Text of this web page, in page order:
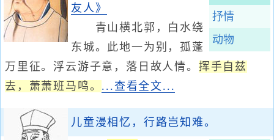
抒情
动物
友人》
青山横北郭，白水绕
东城。此地一为别，孤蓬
万里征。浮云游子意，落日故人情。 挥手自兹
去，萧萧班马鸣。 ...查看全文...
儿童漫相忆，行路岂知难。